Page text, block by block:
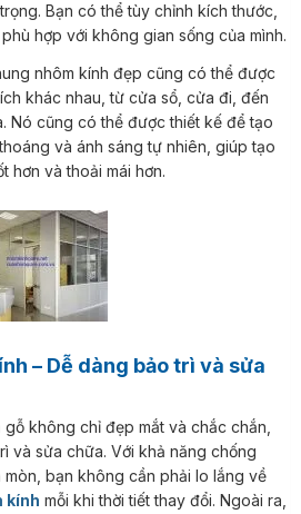
Bạn có thể tùy chỉnh kích thước,
hợp với không gian sống của mình.
khác nhau, từ cửa sổ, cửa đi, đến
Nó cũng có thể được thiết kế để tạo
và ánh sáng tự nhiên, giúp tạo
hơn và thoải mái hơn.
và sửa chữa. Với khả năng chống
bạn không cần phải lo lắng về
kính mỗi khi thời tiết thay đổi. Ngoài ra,